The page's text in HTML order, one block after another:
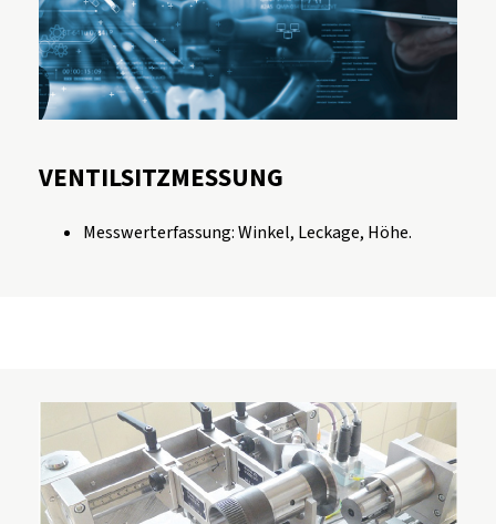
VENTILSITZMESSUNG
Messwerterfassung: Winkel, Leckage, Höhe.